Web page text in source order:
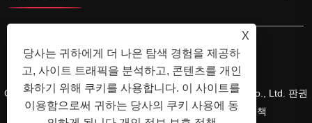
Copyright © 2024 Zhejiang Shuangneng Steel Industry Co., Ltd. 판권
소유.Links Sitemap RSS XML 개인 정보 보호 정책
X
당사는 귀하에게 더 나은 탐색 경험을 제공하
고, 사이트 트래픽을 분석하고, 콘텐츠를 개인
화하기 위해 쿠키를 사용합니다. 이 사이트를
이용함으로써 귀하는 당사의 쿠키 사용에 동